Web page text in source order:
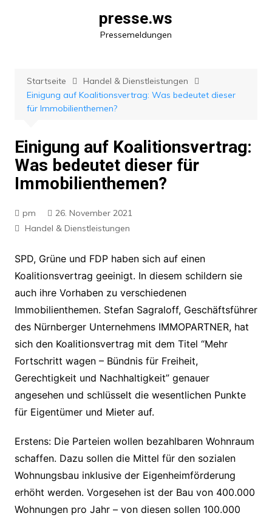
presse.ws
Pressemeldungen
Startseite
Handel & Dienstleistungen
Einigung auf Koalitionsvertrag: Was bedeutet dieser
für Immobilienthemen?
Einigung auf Koalitionsvertrag:
Was bedeutet dieser für
Immobilienthemen?
pm
26. November 2021
Handel & Dienstleistungen
SPD, Grüne und FDP haben sich auf einen
Koalitionsvertrag geeinigt. In diesem schildern sie
auch ihre Vorhaben zu verschiedenen
Immobilienthemen. Stefan Sagraloff, Geschäftsführer
des Nürnberger Unternehmens IMMOPARTNER, hat
sich den Koalitionsvertrag mit dem Titel “Mehr
Fortschritt wagen – Bündnis für Freiheit,
Gerechtigkeit und Nachhaltigkeit” genauer
angesehen und schlüsselt die wesentlichen Punkte
für Eigentümer und Mieter auf.
Erstens: Die Parteien wollen bezahlbaren Wohnraum
schaffen. Dazu sollen die Mittel für den sozialen
Wohnungsbau inklusive der Eigenheimförderung
erhöht werden. Vorgesehen ist der Bau von 400.000
Wohnungen pro Jahr – von diesen sollen 100.000